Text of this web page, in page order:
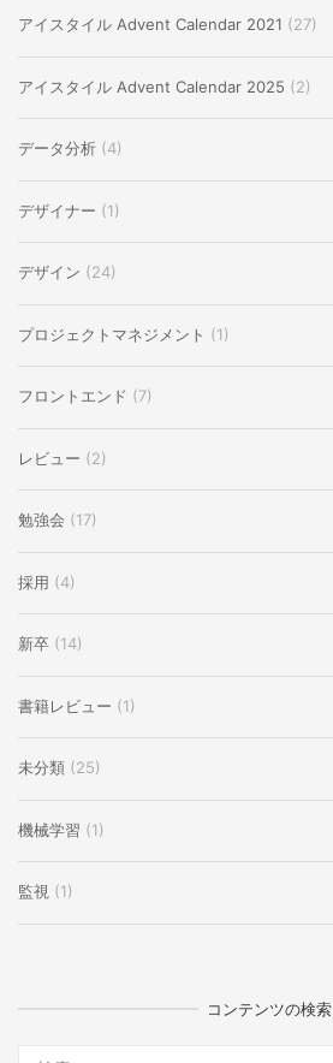
アイスタイル Advent Calendar 2021 (27)
アイスタイル Advent Calendar 2025 (2)
データ分析 (4)
デザイナー (1)
デザイン (24)
プロジェクトマネジメント (1)
フロントエンド (7)
レビュー (2)
勉強会 (17)
採用 (4)
新卒 (14)
書籍レビュー (1)
未分類 (25)
機械学習 (1)
監視 (1)
コンテンツの検索